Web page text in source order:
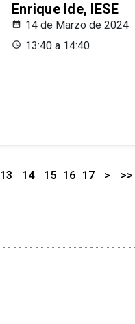
Enrique Ide, IESE
14 de Marzo de 2024
13:40 a 14:40
13 14 15 16 17 > >>